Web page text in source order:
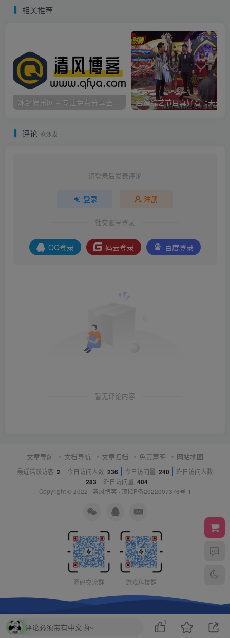
相关推荐
评论 抢沙发
请登录后发表评论
登录 注册
社交账号登录
QQ登录 码云登录 百度登录
暂无评论内容
文章导航 文档导航 文章归档 免责声明 网站地图
最近活跃访客 2 今日访问人数 236 今日访问量 240 昨日访问人数
283 昨日访问量 404
Copyright © 2022 · 清风博客 · 琼ICP备2022007376号-1
源码交流群 游戏科技群
评论必须带有中文哟~
1